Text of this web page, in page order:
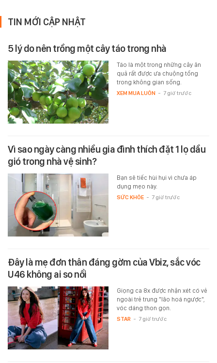
TIN MỚI CẬP NHẬT
5 lý do nên trồng một cây táo trong nhà
Táo là một trong những cây ăn
quả rất được ưa chuộng tồng
trong không gian sống.
XEM MUA LUÔN - 7 giờ trước
Vì sao ngày càng nhiều gia đình thích đặt 1 lọ dầu
gió trong nhà vệ sinh?
Bạn sẽ tiếc hùi hụi vì chưa áp
dụng mẹo này.
SỨC KHỎE - 7 giờ trước
Đây là mẹ đơn thân đáng gờm của Vbiz, sắc vóc
U46 không ai so nổi
Giọng ca 8x được nhận xét có vẻ
ngoài trẻ trung "lão hoá ngược",
vóc dáng thon gọn.
STAR - 7 giờ trước